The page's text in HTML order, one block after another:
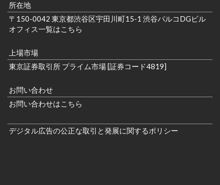
所在地
〒150-0042 東京都渋谷区宇田川町15-1 渋谷パルコDGビル
オフィス一覧はこちら
上場市場
東京証券取引所 プライム市場 [証券コード4819]
お問い合わせ
お問い合わせはこちら
デジタル広告の公正な取引と発展に関するポリシー